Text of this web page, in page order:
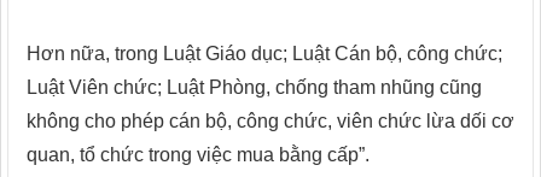
Hơn nữa, trong Luật Giáo dục; Luật Cán bộ, công chức;
Luật Viên chức; Luật Phòng, chống tham nhũng cũng
không cho phép cán bộ, công chức, viên chức lừa dối cơ
quan, tổ chức trong việc mua bằng cấp”.